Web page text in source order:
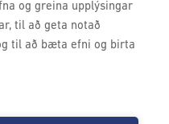
og greina upplýsingar
til að geta notað
til að bæta efni og birta
sértilboð með því að skrá